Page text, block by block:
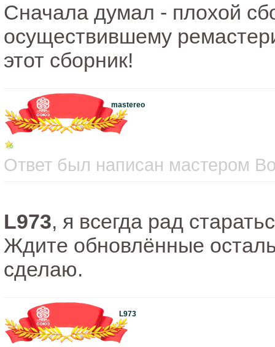
Сначала думал - плохой
осуществившему
этот сборник!
mastereo
Ответ был написан мастером
L973, я всегда рад
Ждите обновлённые
сделаю.
L973